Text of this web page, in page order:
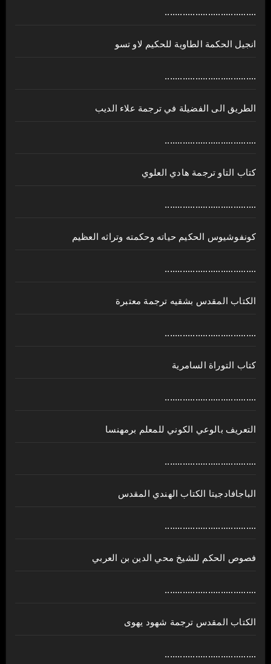
....................................
انجيل الحكمة الطاوية للحكيم لاو تسو
....................................
الطريق الى الفضيلة في ترجمة علاء الديب
....................................
كتاب التاو ترجمة هادي العلوي
....................................
كونفوشيوس الحكيم حياته وحكمته وتراثه العظيم
....................................
الكتاب المقدس بشقيه ترجمة معتبرة
....................................
كتاب التوراة السامرية
....................................
ﺍﻟﺘﻌﺮﻳﻒ ﺑﺎﻟﻮﻋﻲ ﺍﻟﻜﻮﻧﻲ للمعلم برمهنسا
....................................
الباجافادجيتا الكتاب الهندي المقدس
....................................
فصوص الحكم للشيخ محي الدين بن العربي
....................................
الكتاب المقدس ترجمة شهود يهوى
....................................